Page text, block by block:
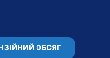
ОБСЯГ